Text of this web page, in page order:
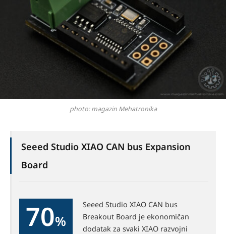
photo: magazin Mehatronika
Seeed Studio XIAO CAN bus Expansion
Board
70%
Seeed Studio XIAO CAN bus
Breakout Board je ekonomičan
dodatak za svaki XIAO razvojni